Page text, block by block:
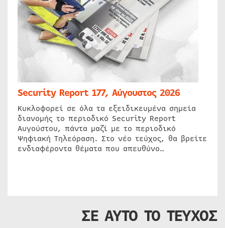
Security Report 177, Αύγουστος 2026
Κυκλοφορεί σε όλα τα εξειδικευμένα σημεία
διανομής το περιοδικό Security Report
Αυγούστου, πάντα μαζί με το περιοδικό
Ψηφιακή Τηλεόραση. Στο νέο τεύχος, θα βρείτε
ενδιαφέροντα θέματα που απευθύνο…
ΣΕ ΑΥΤΟ ΤΟ ΤΕΥΧΟΣ